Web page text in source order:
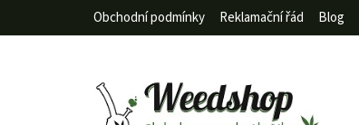
Obchodní podmínky Reklamační řád Blog